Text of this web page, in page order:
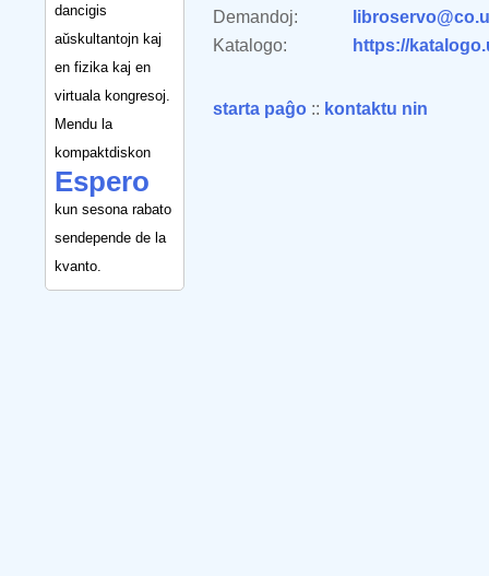
dancigis
aŭskultantojn kaj
en fizika kaj en
virtuala kongresoj.
Mendu la
kompaktdiskon
Espero
kun sesona rabato
sendepende de la
kvanto.
Demandoj:
Katalogo:
https://
starta paĝo :: kontaktu nin